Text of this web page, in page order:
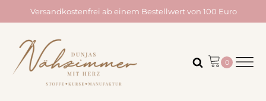
Versandkostenfrei ab einem Bestellwert von 100 Euro